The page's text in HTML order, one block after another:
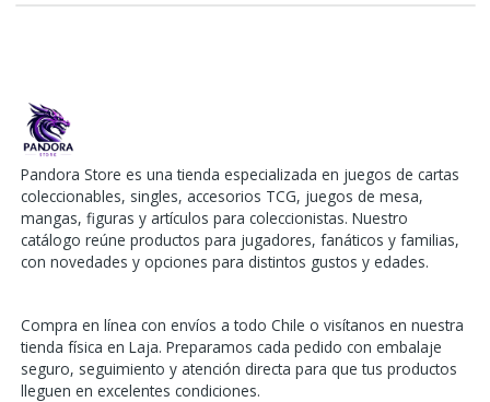
Pandora Store es una tienda especializada en juegos de cartas
coleccionables, singles, accesorios TCG, juegos de mesa,
mangas, figuras y artículos para coleccionistas. Nuestro
catálogo reúne productos para jugadores, fanáticos y familias,
con novedades y opciones para distintos gustos y edades.
Compra en línea con envíos a todo Chile o visítanos en nuestra
tienda física en Laja. Preparamos cada pedido con embalaje
seguro, seguimiento y atención directa para que tus productos
lleguen en excelentes condiciones.